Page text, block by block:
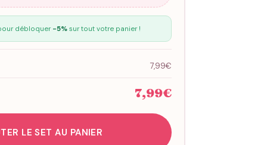
débloquer -5%sur tout votre panier !
7,99€
7,99€
LE SET AU PANIER